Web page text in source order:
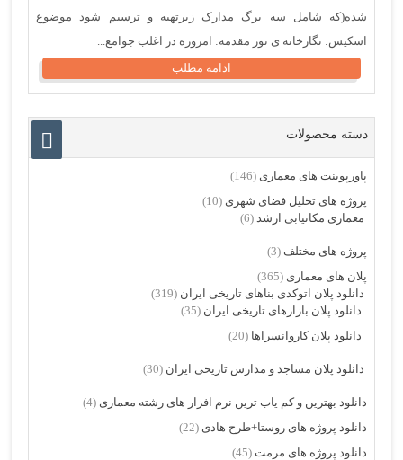
شده(که شامل سه برگ مدارک زیرتهیه و ترسیم شود موضوع
اسکیس: نگارخانه ی نور مقدمه: امروزه در اغلب جوامع...
ادامه مطلب
دسته محصولات
پاورپوینت های معماری (146)
پروژه های تحلیل فضای شهری (10)
معماری مکانیابی ارشد (6)
پروژه های مختلف (3)
پلان های معماری (365)
دانلود پلان اتوکدی بناهای تاریخی ایران (319)
دانلود پلان بازارهای تاریخی ایران (35)
دانلود پلان کاروانسراها (20)
دانلود پلان مساجد و مدارس تاریخی ایران (30)
دانلود بهترین و کم یاب ترین نرم افزار های رشته معماری (4)
دانلود پروژه های روستا+طرح هادی (22)
دانلود پروژه های مرمت (45)